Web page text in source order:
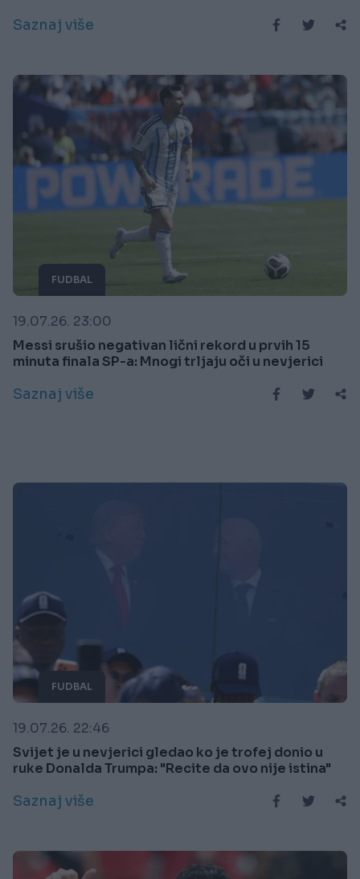
Saznaj više
FUDBAL
19.07.26. 23:00
Messi srušio negativan lični rekord u prvih 15
minuta finala SP-a: Mnogi trljaju oči u nevjerici
Saznaj više
FUDBAL
19.07.26. 22:46
Svijet je u nevjerici gledao ko je trofej donio u
ruke Donalda Trumpa: "Recite da ovo nije istina"
Saznaj više